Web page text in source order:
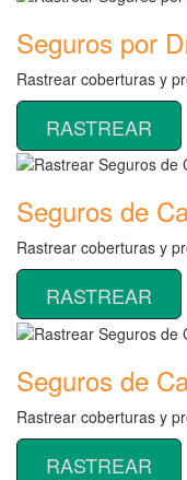
Seguros por
Rastrear coberturas y
RASTREAR
Seguros de
Rastrear coberturas y
RASTREAR
Seguros de
Rastrear coberturas y
RASTREAR